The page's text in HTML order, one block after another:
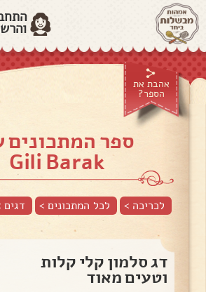
אהבת את
הספר?
ספר המתכונים
Gili Barak
לכריכה > לכל המתכונים > דגים
דג סלמון קלי קלות
וטעים מאוד